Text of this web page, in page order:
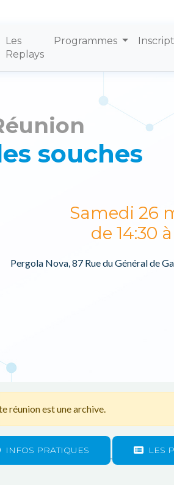
Les
Replays
Programmes
souches
Samedi 26
de 14:30
Pergola Nova, 87 Rue du Général de
réunion est une archive.
INFOS PRATIQUES LES